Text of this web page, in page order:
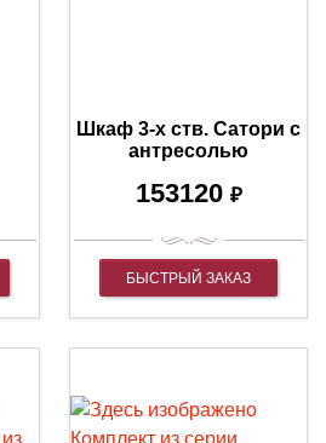
Шкаф 3-х ств. Сатори с
антресолью
153120 ₽
БЫСТРЫЙ ЗАКАЗ